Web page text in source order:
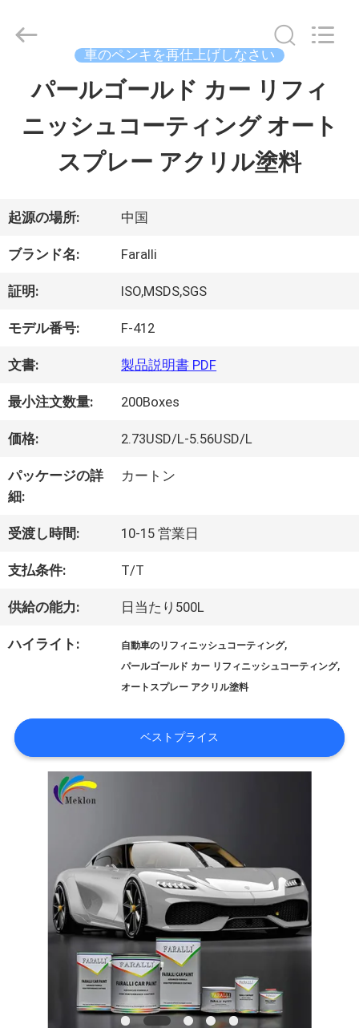
製
品
ビ
デ
オ
企
業
情
報
会
社
内
Guangzhou
All
Rights
車のペンキを再仕上げしなさい
パールゴールド カー リフィ
ニッシュコーティング オート
スプレー アクリル塗料
起源の場所: 中国
ブランド名: Faralli
証明: ISO,MSDS,SGS
モデル番号: F-412
文書: 製品説明書 PDF
最小注文数量: 200Boxes
価格: 2.73USD/L-5.56USD/L
パッケージの詳
細:
カートン
受渡し時間: 10-15 営業日
支払条件: T/T
供給の能力: 日当たり500L
ハイライト: 自動車のリフィニッシュコーティング,
パールゴールド カー リフィニッシュコーティング,
オートスプレー アクリル塗料
ベストプライス